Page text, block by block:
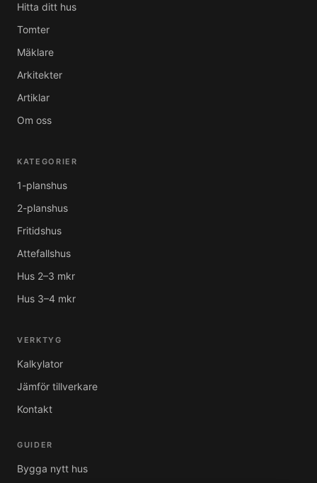
Hitta ditt hus
Tomter
Mäklare
Arkitekter
Artiklar
Om oss
KATEGORIER
1-planshus
2-planshus
Fritidshus
Attefallshus
Hus 2–3 mkr
Hus 3–4 mkr
VERKTYG
Kalkylator
Jämför tillverkare
Kontakt
GUIDER
Bygga nytt hus